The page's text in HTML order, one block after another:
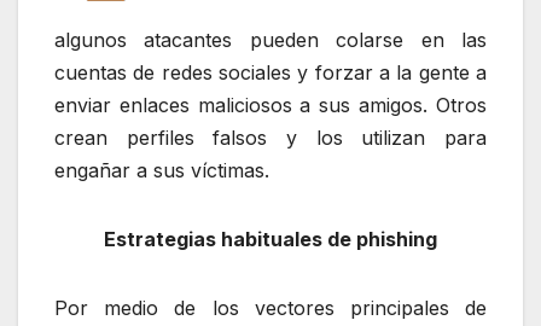
algunos atacantes pueden colarse en las
cuentas de redes sociales y forzar a la gente a
enviar enlaces maliciosos a sus amigos. Otros
crean perfiles falsos y los utilizan para
engañar a sus víctimas.
Estrategias habituales de phishing
Por medio de los vectores principales de